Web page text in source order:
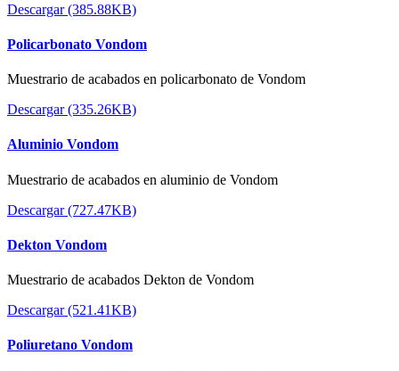
Descargar (385.88KB)
Policarbonato Vondom
Muestrario de acabados en policarbonato de Vondom
Descargar (335.26KB)
Aluminio Vondom
Muestrario de acabados en aluminio de Vondom
Descargar (727.47KB)
Dekton Vondom
Muestrario de acabados Dekton de Vondom
Descargar (521.41KB)
Poliuretano Vondom